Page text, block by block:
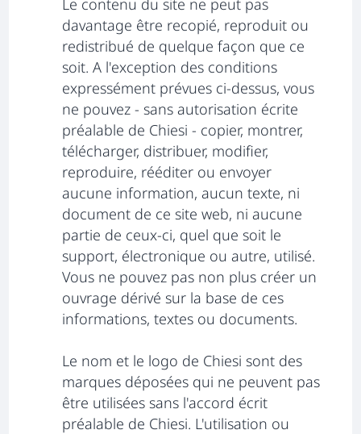
Le contenu du site ne peut pas
davantage être recopié, reproduit ou
redistribué de quelque façon que ce
soit. A l'exception des conditions
expressément prévues ci-dessus, vous
ne pouvez - sans autorisation écrite
préalable de Chiesi - copier, montrer,
télécharger, distribuer, modifier,
reproduire, rééditer ou envoyer
aucune information, aucun texte, ni
document de ce site web, ni aucune
partie de ceux-ci, quel que soit le
support, électronique ou autre, utilisé.
Vous ne pouvez pas non plus créer un
ouvrage dérivé sur la base de ces
informations, textes ou documents.
Le nom et le logo de Chiesi sont des
marques déposées qui ne peuvent pas
être utilisées sans l'accord écrit
préalable de Chiesi. L'utilisation ou